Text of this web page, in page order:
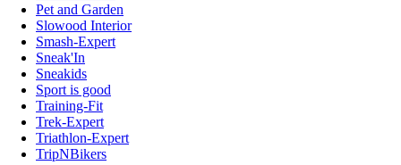
Pet and Garden
Slowood Interior
Smash-Expert
Sneak'In
Sneakids
Sport is good
Training-Fit
Trek-Expert
Triathlon-Expert
TripNBikers